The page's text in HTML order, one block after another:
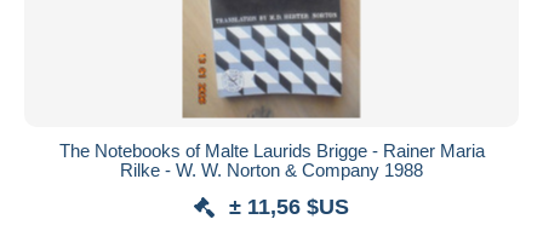
The Notebooks of Malte Laurids Brigge - Rainer Maria
Rilke - W. W. Norton & Company 1988
± 11,56 $US